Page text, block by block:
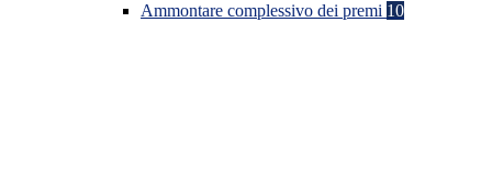
Ammontare complessivo dei premi 10